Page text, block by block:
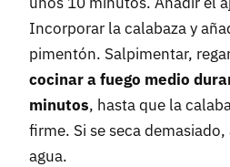
Incorporar la calabaza y
pimentón. Salpimentar,
cocinar a fuego medio
minutos, hasta que la
firme. Si se seca
agua.